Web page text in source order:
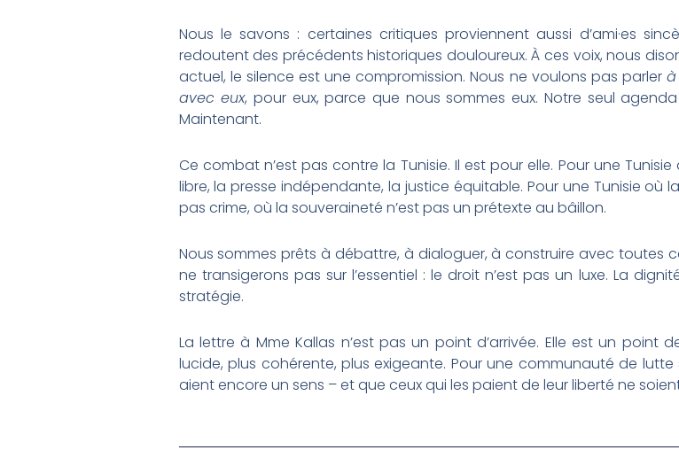
Nous le savons : certaines critiques proviennent aussi d’ami·es
redoutent des précédents historiques douloureux. À ces voix, nous
actuel, le silence est une compromission. Nous ne voulons pas parler
avec eux, pour eux, parce que nous sommes eux. Notre seul
Maintenant.
Ce combat n’est pas contre la Tunisie. Il est pour elle. Pour une
libre, la presse indépendante, la justice équitable. Pour une Tunisie où
pas crime, où la souveraineté n’est pas un prétexte au bâillon.
Nous sommes prêts à débattre, à dialoguer, à construire avec toutes
ne transigerons pas sur l’essentiel : le droit n’est pas un luxe. La
stratégie.
La lettre à Mme Kallas n’est pas un point d’arrivée. Elle est un point
lucide, plus cohérente, plus exigeante. Pour une communauté de
aient encore un sens – et que ceux qui les paient de leur liberté ne